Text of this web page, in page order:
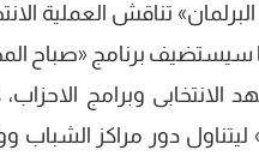
تناقش العملية
كما سيستضيف برنامج «صباح
الانتخابى وبرامج
ليتناول دور مراكز الشباب